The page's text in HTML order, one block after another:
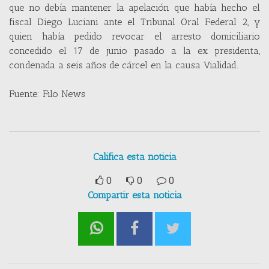
que no debía mantener la apelación que había hecho el
fiscal Diego Luciani ante el Tribunal Oral Federal 2, y
quien había pedido revocar el arresto domiciliario
concedido el 17 de junio pasado a la ex presidenta,
condenada a seis años de cárcel en la causa Vialidad.
Fuente: Filo News
Califica esta noticia
0 0
0
Compartir esta noticia